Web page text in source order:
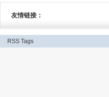
友情链接：
RSS Tags